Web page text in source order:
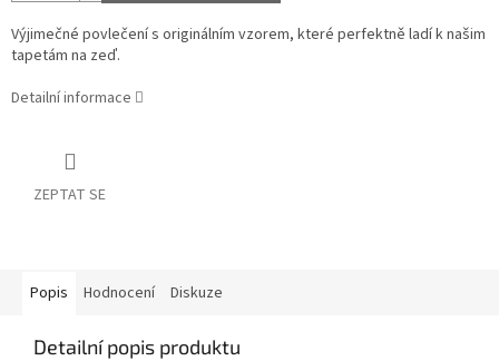
Výjimečné povlečení s originálním vzorem, které perfektně ladí k našim
tapetám na zeď.
Detailní informace
ZEPTAT SE
Popis Hodnocení Diskuze
Detailní popis produktu